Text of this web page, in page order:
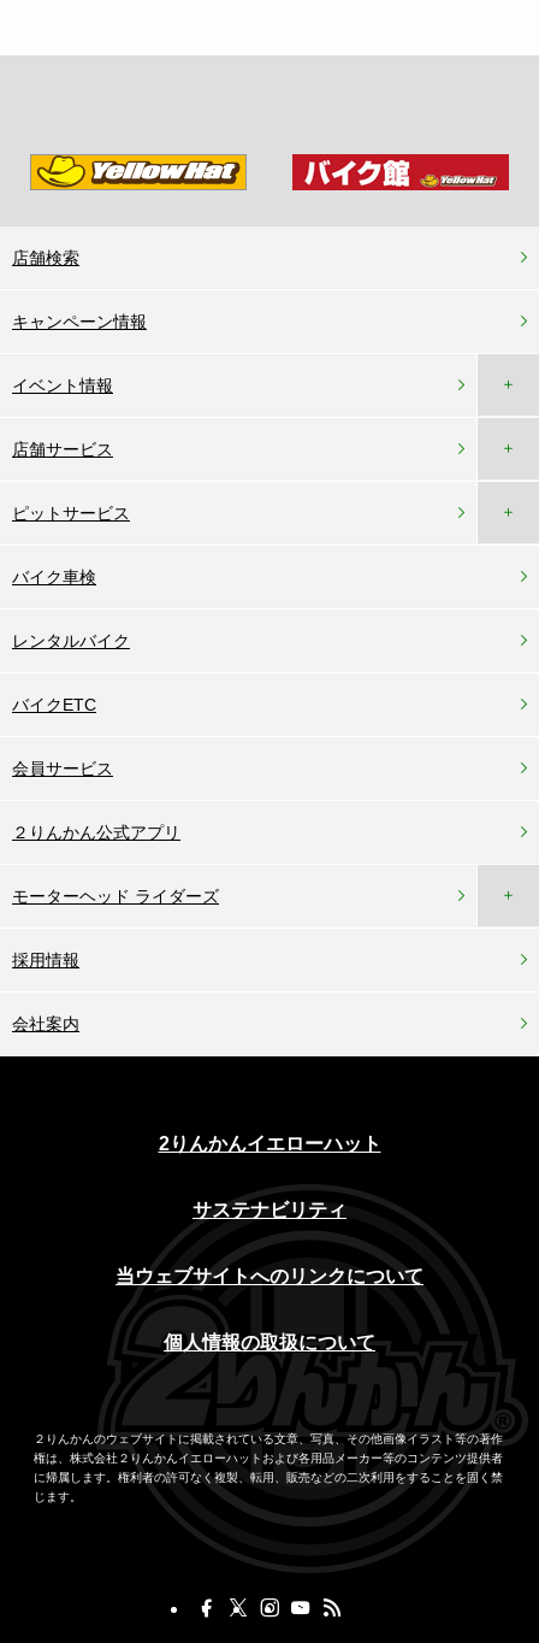
モーターヘッド ライダーズ ＋
2りんかんイエローハット
サステナビリティ
当ウェブサイトへのリンクについて
個人情報の取扱について
２りんかんのウェブサイトに掲載されている文章、写真、その他画像イラスト等の著作